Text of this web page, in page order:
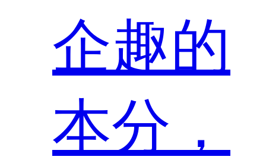
企趣的
本分，